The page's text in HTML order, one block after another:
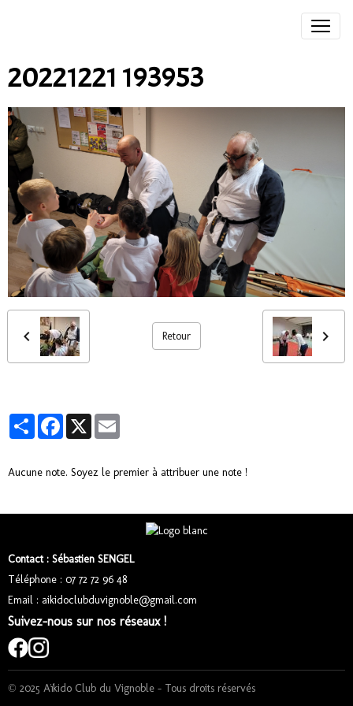
20221221 193953
Retour
PartagerFacebook
X
Aucune note. Soyez le premier à attribuer une note !
Contact : Sébastien SENGEL
Téléphone : 07 72 72 96 48
Email : aikidoclubduvignoble@gmail.com
Suivez-nous sur nos réseaux !
© 2025 Aïkido Club du Vignoble – Tous droits réservés